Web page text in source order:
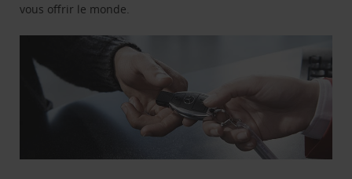
vous offrir le monde.